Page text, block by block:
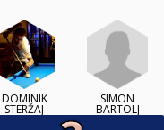
DOMINIK
STERŽAJ
SIMON
BARTOLJ